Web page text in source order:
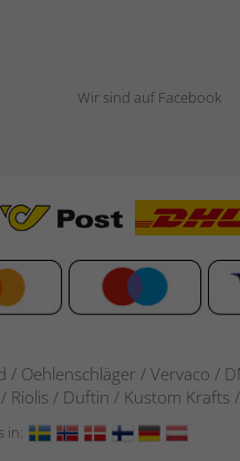
Wir sind auf Facebook
/ Oehlenschläger / Vervaco /
/ Duftin / Kustom
in: